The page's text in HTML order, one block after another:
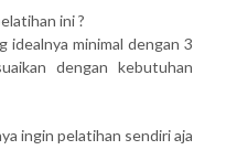
ini ?
idealnya minimal dengan 3
dengan kebutuhan
ingin pelatihan sendiri aja